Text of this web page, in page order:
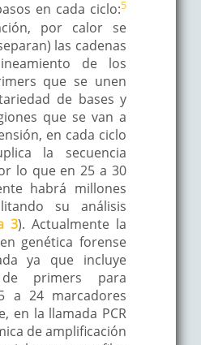
en cada ciclo:5
por calor se
las cadenas
de los
que se unen
de bases y
que se van a
en cada ciclo
la secuencia
lo que en 25 a 30
habrá millones
su análisis
3). Actualmente la
genética forense
ya que incluye
primers para
a 24 marcadores
en la llamada PCR
de amplificación